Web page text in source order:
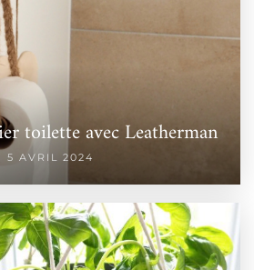
toilette avec Leatherman
5 AVRIL 2024